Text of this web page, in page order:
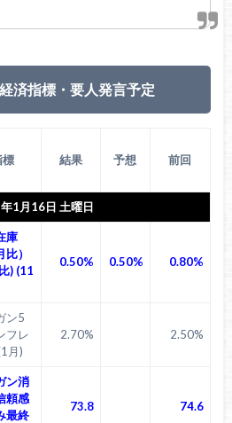
済指標・要人発言予定
標 結果 予想 前回
1月16日 土曜日
庫
比）
) (11
0.50% 0.50% 0.80%
ン5
フレ
月)
2.70% 2.50%
ン消
頼感
最終
73.8 74.6